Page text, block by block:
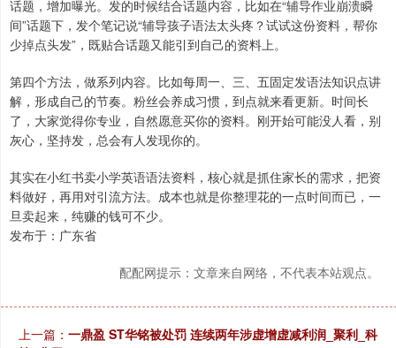
话题，增加曝光。发的时候结合话题内容，比如在“辅导作业崩溃瞬
间”话题下，发个笔记说“辅导孩子语法太头疼？试试这份资料，帮你
少掉点头发”，既贴合话题又能引到自己的资料上。
第四个方法，做系列内容。比如每周一、三、五固定发语法知识点讲
解，形成自己的节奏。粉丝会养成习惯，到点就来看更新。时间长
了，大家觉得你专业，自然愿意买你的资料。刚开始可能没人看，别
灰心，坚持发，总会有人发现你的。
其实在小红书卖小学英语语法资料，核心就是抓住家长的需求，把资
料做好，再用对引流方法。成本也就是你整理花的一点时间而已，一
旦卖起来，纯赚的钱可不少。
发布于：广东省
配配网提示：文章来自网络，不代表本站观点。
上一篇： 一鼎盈 ST华铭被处罚 连续两年涉虚增虚减利润_聚利_科